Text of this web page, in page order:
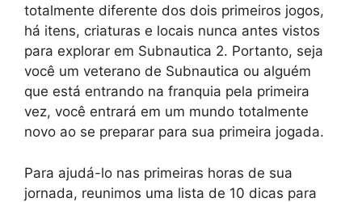
totalmente diferente dos dois primeiros jogos,
há itens, criaturas e locais nunca antes vistos
para explorar em Subnautica 2. Portanto, seja
você um veterano de Subnautica ou alguém
que está entrando na franquia pela primeira
vez, você entrará em um mundo totalmente
novo ao se preparar para sua primeira jogada.
Para ajudá-lo nas primeiras horas de sua
jornada, reunimos uma lista de 10 dicas para